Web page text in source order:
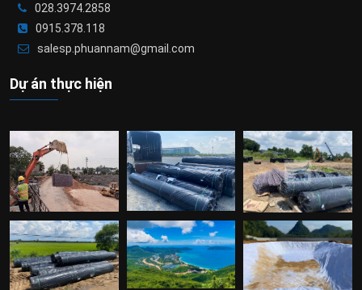
028.3974.2858
0915.378.118
salesp.phuannam@gmail.com
Dự án thực hiện